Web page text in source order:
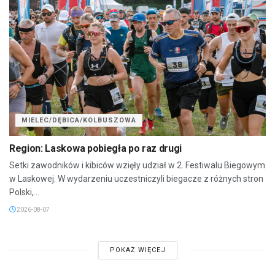
MIELEC/DĘBICA/KOLBUSZOWA
Region: Laskowa pobiegła po raz drugi
Setki zawodników i kibiców wzięły udział w 2. Festiwalu Biegowym
w Laskowej. W wydarzeniu uczestniczyli biegacze z różnych stron
Polski,...
2026-08-07
POKAŻ WIĘCEJ